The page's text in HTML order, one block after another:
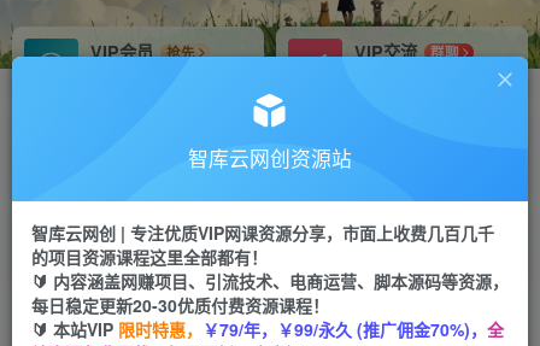
VIP会员
抢先
VIP交流
群聊
研究探讨更多创业项目路子。
会员专属推广链接
网赚网创 项目
365天稳定跟新
APP下载
GO
首页 创业课程 会员免费 正文
智库云网创资源站
智库云网创 | 专注优质VIP网课资源分享，市面上收费几百几千
的项目资源课程这里全部都有！
🔰 内容涵盖网赚项目、引流技术、电商运营、脚本源码等资源，
每日稳定更新20-30优质付费资源课程！
🔰 本站VIP 限时特惠， ￥79/年，￥99/永久 (推广佣金70%)， 全